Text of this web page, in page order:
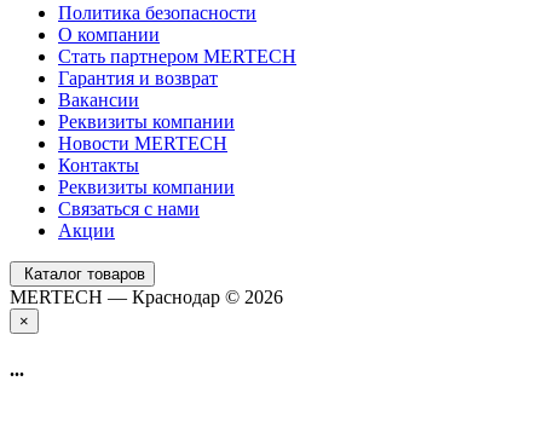
Политика безопасности
О компании
Стать партнером MERTECH
Гарантия и возврат
Вакансии
Реквизиты компании
Новости MERTECH
Контакты
Реквизиты компании
Связаться с нами
Акции
Каталог товаров
MERTECH — Краснодар © 2026
×
...